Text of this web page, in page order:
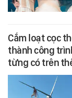
Cắm loạt cọc
thành công
từng có trên